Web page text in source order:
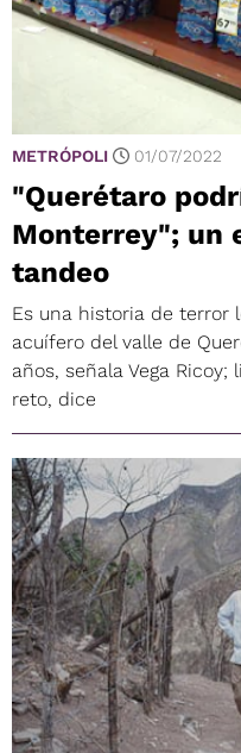
METRÓPOLI 01/07/2022
"Querétaro
Monterrey"; un
tandeo
Es una historia de terror
acuífero del valle de
años, señala Vega
reto, dice